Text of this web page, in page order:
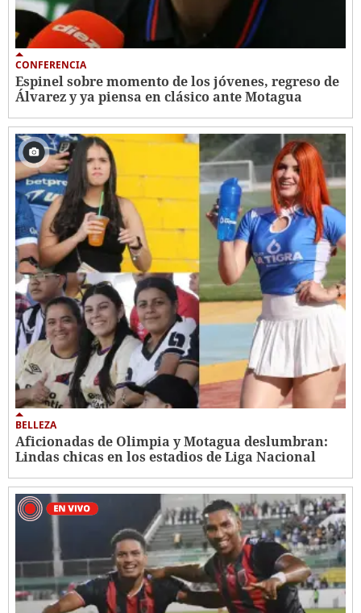
CONFERENCIA
Espinel sobre momento de los jóvenes, regreso de
Álvarez y ya piensa en clásico ante Motagua
BELLEZA
Aficionadas de Olimpia y Motagua deslumbran:
Lindas chicas en los estadios de Liga Nacional